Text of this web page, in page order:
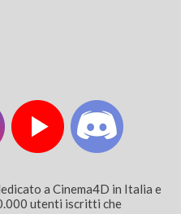
a Cinema4D in Italia e
utenti iscritti che